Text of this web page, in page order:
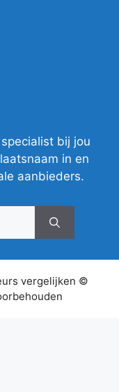
bij jou
in en
aanbieders.
vergelijken ©